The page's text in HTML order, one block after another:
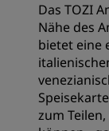
Das TOZI
Nähe des
bietet eine
zum